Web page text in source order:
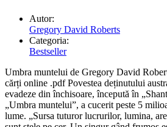
Autor:
Gregory David Roberts
Categoria:
Bestseller
Umbra muntelui de Gregory David
cărți online .pdf Povestea deținutului
evadeze din închisoare, începută în
„Umbra muntelui”, a cucerit peste 5
lume. „Sursa tuturor lucrurilor, lumina,